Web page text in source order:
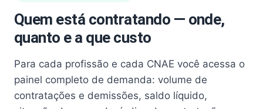
Quem está contratando — onde,
quanto e a que custo
Para cada profissão e cada CNAE você acessa o
painel completo de demanda: volume de
contratações e demissões, saldo líquido,